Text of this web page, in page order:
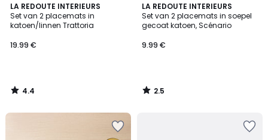
LA REDOUTE INTERIEURS
Set van 2 placemats in
katoen/linnen Trattoria
19.99 €
4.4
/ 5
4.4
/
LA REDOUTE INTERIEURS
Set van 2 placemats in soepel
gecoat katoen, Scénario
9.99 €
2.5
/ 5
2.5
/